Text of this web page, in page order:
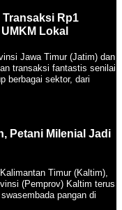
Rp1
Lokal
Jawa Timur (Jatim) dan
transaksi fantastis senilai
berbagai sektor, dari
Petani Milenial Jadi
Timur (Kaltim),
(Pemprov) Kaltim terus
pangan di